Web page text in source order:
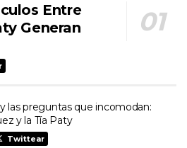
Entre
Generan
las preguntas que incomodan:
y la Tía Paty
Twittear